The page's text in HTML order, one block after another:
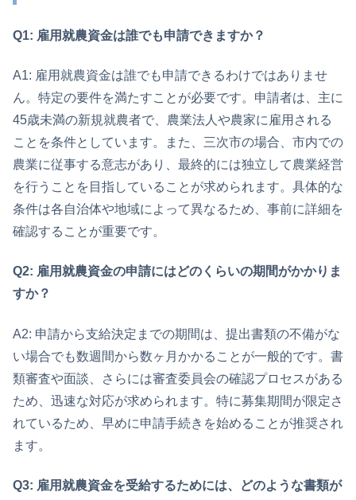
Q1: 雇用就農資金は誰でも申請できますか？
A1: 雇用就農資金は誰でも申請できるわけではありませ
ん。特定の要件を満たすことが必要です。申請者は、主に
45歳未満の新規就農者で、農業法人や農家に雇用される
ことを条件としています。また、三次市の場合、市内での
農業に従事する意志があり、最終的には独立して農業経営
を行うことを目指していることが求められます。具体的な
条件は各自治体や地域によって異なるため、事前に詳細を
確認することが重要です。
Q2: 雇用就農資金の申請にはどのくらいの期間がかかりま
すか？
A2: 申請から支給決定までの期間は、提出書類の不備がな
い場合でも数週間から数ヶ月かかることが一般的です。書
類審査や面談、さらには審査委員会の確認プロセスがある
ため、迅速な対応が求められます。特に募集期間が限定さ
れているため、早めに申請手続きを始めることが推奨され
ます。
Q3: 雇用就農資金を受給するためには、どのような書類が